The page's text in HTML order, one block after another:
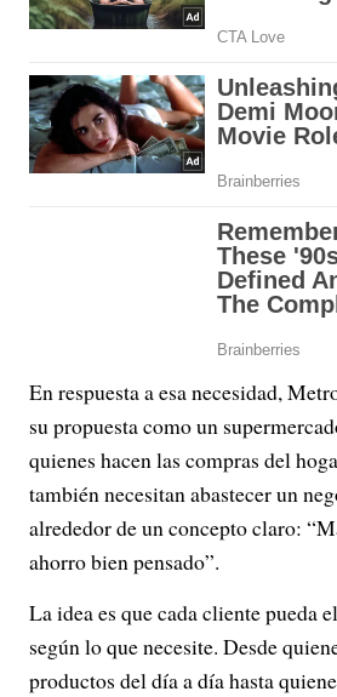
En respuesta a esa necesidad,
su propuesta como un
quienes hacen las compras del
también necesitan abastecer un
alrededor de un concepto claro:
ahorro bien pensado”.
La idea es que cada cliente pueda
según lo que necesite. Desde
productos del día a día hasta